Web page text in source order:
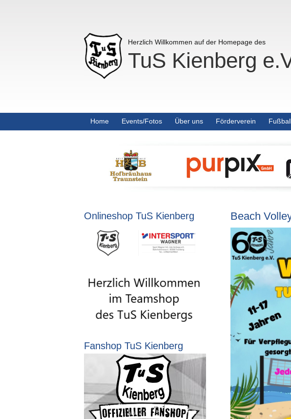
Herzlich Willkommen auf der Homepage des
TuS Kienberg
Home Events/Fotos Über uns Förderverein
Onlineshop TuS Kienberg
Fanshop TuS Kienberg
Beach